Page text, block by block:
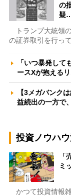
の
疑
トランプ大統領
の証券取引を行っ
「いつ暴発し
ースXが抱える
【3メガバンク
益続出の一方で
投資ノウハ
ミ
かつて投資情報